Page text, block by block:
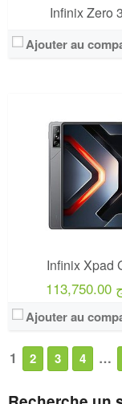
Infinix Zero
Ajouter au
Infinix Xpad
Ajouter au
1 2 3 4 …